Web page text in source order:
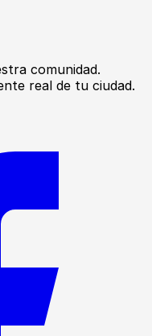
comunidad.
real de tu ciudad.